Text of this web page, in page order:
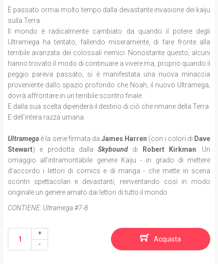
È passato ormai molto tempo dalla devastante invasione dei kaiju
sulla Terra.
Il mondo è radicalmente cambiato da quando il potere degli
Ultramega ha tentato, fallendo miseramente, di fare fronte alla
terribile avanzata dei colossali nemici. Nonostante questo, alcuni
hanno trovato il modo di continuare a vivere ma, proprio quando il
peggio pareva passato, si è manifestata una nuova minaccia
proveniente dallo spazio profondo che Noah, il nuovo Ultramega,
dovrà affrontare in un terribile scontro finale.
E dalla sua scelta dipenderà il destino di ciò che rimane della Terra.
E dell’intera razza umana.
Ultramega è la serie firmata da James Harren (con i colori di Dave
Stewart) e prodotta dalla Skybound di Robert Kirkman . Un
omaggio all’intramontabile genere Kaiju - in grado di mettere
d’accordo i lettori di comics e di manga - che mette in scena
scontri spettacolari e devastanti, reinventando così in modo
originale un genere amato dai lettori di tutto il mondo.
CONTIENE: Ultramega #7-8
Acquista